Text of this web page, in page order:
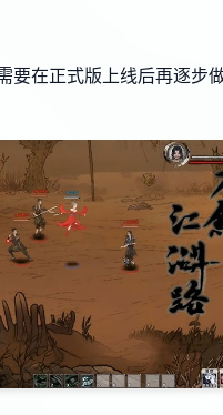
要在正式版上线后再逐步